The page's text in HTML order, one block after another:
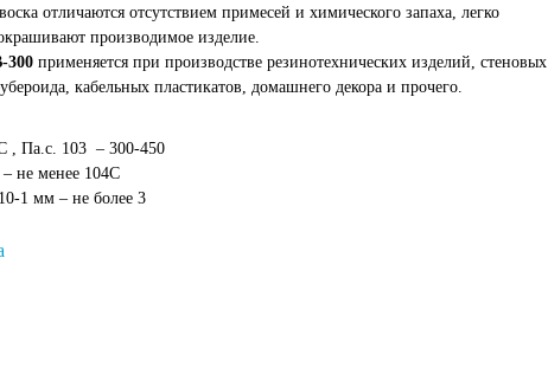
отличаются отсутствием примесей и химического запаха, легко
производимое изделие.
300применяется при производстве резинотехнических изделий, стеновых
кабельных пластикатов, домашнего декора и прочего.
, Па.с. 103 – 300-450
– не менее 104С
1 мм – не более 3